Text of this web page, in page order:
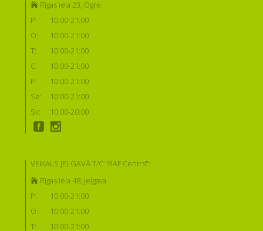
Rīgas iela 23, Ogre
P:
10:00-21:00
O:
10:00-21:00
T:
10:00-21:00
C:
10:00-21:00
P:
10:00-21:00
Se:
10:00-21:00
Sv:
10:00-20:00
VEIKALS JELGAVĀ T/C "RAF Centrs":
Rīgas iela 48, Jelgava
P:
10:00-21:00
O:
10:00-21:00
T:
10:00-21:00